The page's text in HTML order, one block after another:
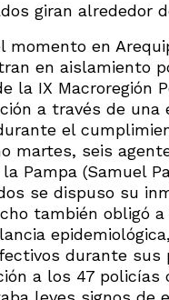
giran alrededor
momento en
en aislamiento
la IX Macroregión
a través de una
el
martes, seis
la Pampa (Samuel
se dispuso su
también obligó
durante sus
a los 47 policías